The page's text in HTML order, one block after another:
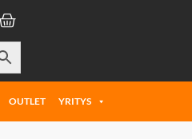
OUTLET YRITYS